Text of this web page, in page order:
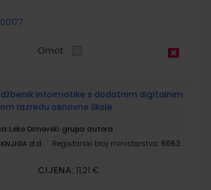
Omot
informatike s dodatnim digitalnim
razredu osnovne škole
Leko Dimovski grupa autora
KNJIGA d.d. Registarski broj ministarstva: 6063
CIJENA: 11,21 €